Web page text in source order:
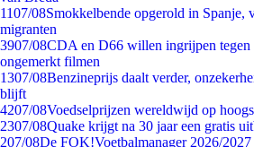
1107/08Smokkelbende opgerold in Spanje,
migranten
3907/08CDA en D66 willen ingrijpen tegen
ongemerkt filmen
1307/08Benzineprijs daalt verder,
blijft
4207/08Voedselprijzen wereldwijd op
2307/08Quake krijgt na 30 jaar een gratis
207/08De FOK!Voetbalmanager 2026/2027